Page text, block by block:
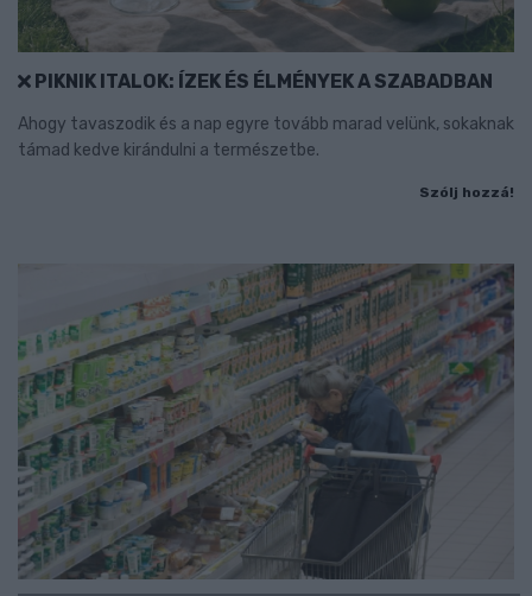
PIKNIK ITALOK: ÍZEK ÉS ÉLMÉNYEK A SZABADBAN
Ahogy tavaszodik és a nap egyre tovább marad velünk, sokaknak
támad kedve kirándulni a természetbe.
Szólj hozzá!